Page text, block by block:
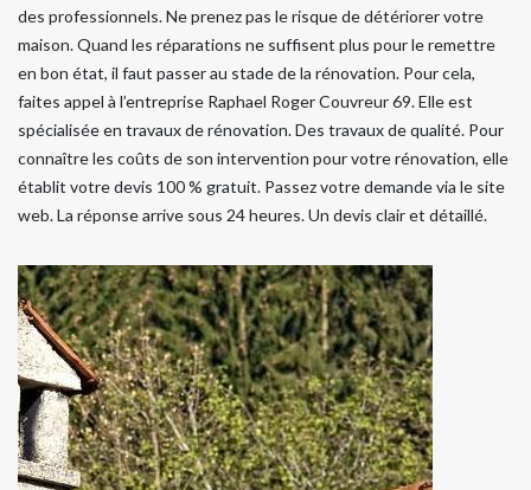
des professionnels. Ne prenez pas le risque de détériorer votre
maison. Quand les réparations ne suffisent plus pour le remettre
en bon état, il faut passer au stade de la rénovation. Pour cela,
faites appel à l’entreprise Raphael Roger Couvreur 69. Elle est
spécialisée en travaux de rénovation. Des travaux de qualité. Pour
connaître les coûts de son intervention pour votre rénovation, elle
établit votre devis 100 % gratuit. Passez votre demande via le site
web. La réponse arrive sous 24 heures. Un devis clair et détaillé.